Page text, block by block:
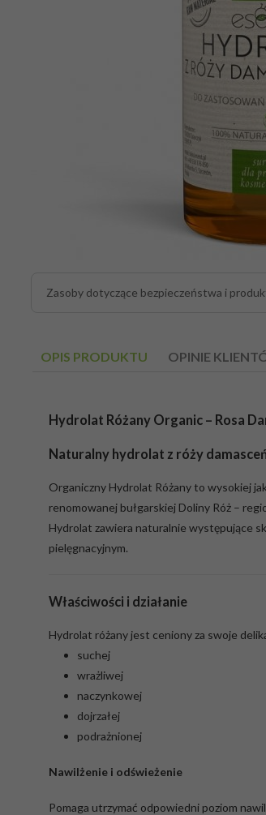
Zasoby dotyczące bezpieczeństwa i
OPIS PRODUKTU OPINIE
Hydrolat Różany Organic – Rosa
Naturalny hydrolat z róży
Organiczny Hydrolat Różany to wysokiej
renomowanej bułgarskiej Doliny Róż –
Hydrolat zawiera naturalnie występujące
pielęgnacyjnym.
Właściwości i działanie
Hydrolat różany jest ceniony za swoje
suchej
wrażliwej
naczynkowej
dojrzałej
podrażnionej
Nawilżenie i odświeżenie
Pomaga utrzymać odpowiedni poziom